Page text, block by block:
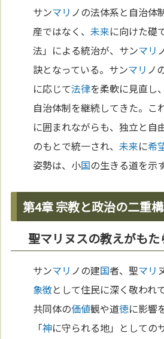
サンマリ ノの法体系と自治体
産ではなく、未来に向けた礎
法」による統治が、サンマリ
訣となっている。サンマリ ノ
に応じて法律を柔軟に見直し
自治体制を継続してきた。こ
に囲まれながらも、独立と自
のもとで統一され、未来に希
姿勢は、小国の生きる道を示
第4章 宗教と政治の二重
聖マリヌスの教えがも
サンマリ ノの建国者、聖マリ
象徴として住民に深く敬われ
共同体の価値観や道徳に影響
「神に守られる地」としての